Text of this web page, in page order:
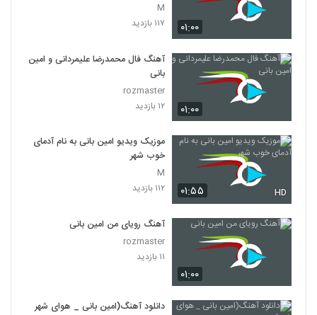
۰۱:۰۰
M
۱۱۷ بازدید
۰۱:۰۰
آهنگ فال محمدرضا علیمردانی و امین
بانی
rozmaster
۱۲ بازدید
۰۱:۵۵ HD
موزیک ویدیو امین بانی به نام آدمای
خوب شهر
M
۱۱۲ بازدید
۰۱:۰۰
آهنگ رویای من امین بانی
rozmaster
۱۱ بازدید
دانلود آهنگ(امین بانی _ هوای شهر)